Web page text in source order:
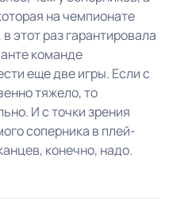
на чемпионате
этот раз гарантировала
команде
еще две игры. Если с
тяжело, то
И с точки зрения
соперника в плей-
конечно, надо.